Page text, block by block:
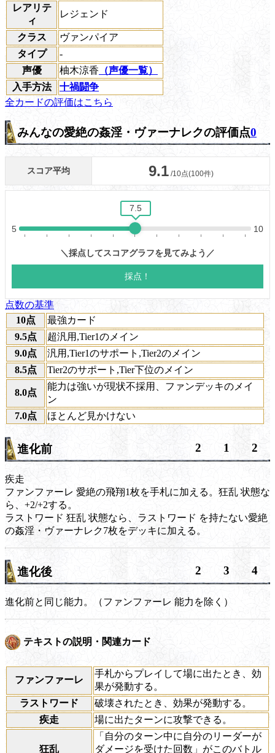
レアリテ
ィ
レジェンド
クラス
ヴァンパイア
タイプ
-
声優
柚木涼香 （声優一覧）
入手方法
十禍闘争
全カードの評価はこちら
みんなの愛絶の姦淫・ヴァーナレクの評価点0
点数の基準
10点
最強カード
9.5点
超汎用,Tier1のメイン
9.0点
汎用,Tier1のサポート,Tier2のメイン
8.5点
Tier2のサポート,Tier下位のメイン
8.0点
能力は強いが現状不採用、ファンデッキのメイ
ン
7.0点
ほとんど見かけない
進化前 2 1 2
疾走
ファンファーレ 愛絶の飛翔1枚を手札に加える。 狂乱 状態な
ら、+2/+2する。
ラストワード 狂乱 状態なら、 ラストワード を持たない愛絶
の姦淫・ヴァーナレク7枚をデッキに加える。
進化後 2 3 4
進化前と同じ能力。（ファンファーレ 能力を除く）
テキストの説明・関連カード
ファンファーレ
手札からプレイして場に出たとき、効
果が発動する。
ラストワード
破壊されたとき、効果が発動する。
疾走
場に出たターンに攻撃できる。
狂乱
「自分のターン中に自分のリーダーが
ダメージを受けた回数」がこのバトル